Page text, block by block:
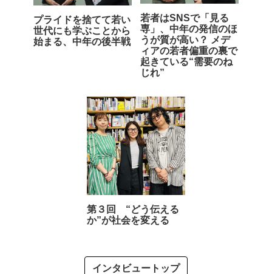
プライドを捨てて若い
世代にも学ぶことから
始まる、中年の後半戦
若者はSNSで「見る
専」、中年の発信のほ
うが質が高い？ メデ
ィアの若者偏重の裏で
起きている“需要のね
じれ”
第３回 “どう伝える
か”が社会を変える
インタビュートップ